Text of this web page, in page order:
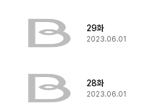
29화
2023.06.01
28화
2023.06.01